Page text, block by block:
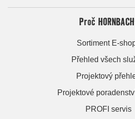
Proč
Sortiment E-
Přehled všech
Projektový
Projektové
PROFI servis